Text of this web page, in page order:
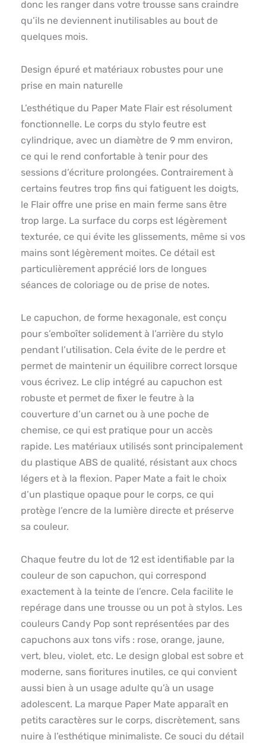
donc les ranger dans votre trousse sans craindre
qu’ils ne deviennent inutilisables au bout de
quelques mois.
Design épuré et matériaux robustes pour une
prise en main naturelle
L’esthétique du Paper Mate Flair est résolument
fonctionnelle. Le corps du stylo feutre est
cylindrique, avec un diamètre de 9 mm environ,
ce qui le rend confortable à tenir pour des
sessions d’écriture prolongées. Contrairement à
certains feutres trop fins qui fatiguent les doigts,
le Flair offre une prise en main ferme sans être
trop large. La surface du corps est légèrement
texturée, ce qui évite les glissements, même si vos
mains sont légèrement moites. Ce détail est
particulièrement apprécié lors de longues
séances de coloriage ou de prise de notes.
Le capuchon, de forme hexagonale, est conçu
pour s’emboîter solidement à l’arrière du stylo
pendant l’utilisation. Cela évite de le perdre et
permet de maintenir un équilibre correct lorsque
vous écrivez. Le clip intégré au capuchon est
robuste et permet de fixer le feutre à la
couverture d’un carnet ou à une poche de
chemise, ce qui est pratique pour un accès
rapide. Les matériaux utilisés sont principalement
du plastique ABS de qualité, résistant aux chocs
légers et à la flexion. Paper Mate a fait le choix
d’un plastique opaque pour le corps, ce qui
protège l’encre de la lumière directe et préserve
sa couleur.
Chaque feutre du lot de 12 est identifiable par la
couleur de son capuchon, qui correspond
exactement à la teinte de l’encre. Cela facilite le
repérage dans une trousse ou un pot à stylos. Les
couleurs Candy Pop sont représentées par des
capuchons aux tons vifs : rose, orange, jaune,
vert, bleu, violet, etc. Le design global est sobre et
moderne, sans fioritures inutiles, ce qui convient
aussi bien à un usage adulte qu’à un usage
adolescent. La marque Paper Mate apparaît en
petits caractères sur le corps, discrètement, sans
nuire à l’esthétique minimaliste. Ce souci du détail